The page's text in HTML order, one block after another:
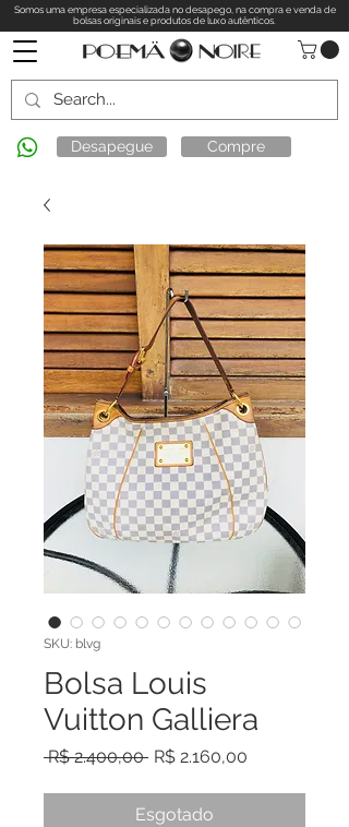
Somos uma empresa especializada no desapego, na compra e venda de
bolsas originais e produtos de luxo autênticos.
Desapegue Compre
SKU: blvg
Bolsa Louis
Vuitton Galliera
R$ 2.400,00 Preço
R$ 2.160,00
Esgotado